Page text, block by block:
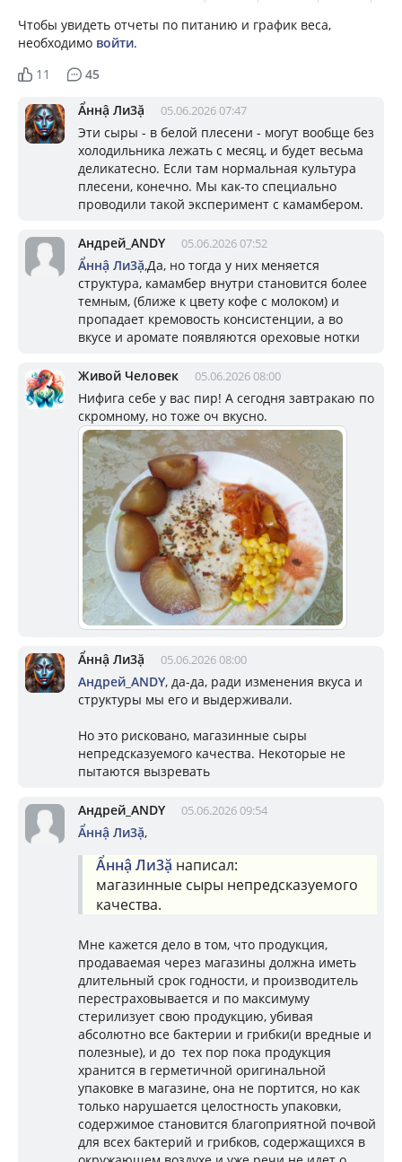
Чтобы увидеть отчеты по питанию и график веса,
необходимо войти.
11
45
Ẩннậ Ли3ặ 05.06.2026 07:47
Эти сыры - в белой плесени - могут вообще без
холодильника лежать с месяц, и будет весьма
деликатесно. Если там нормальная культура
плесени, конечно. Мы как-то специально
проводили такой эксперимент с камамбером.
Андрей_ANDY 05.06.2026 07:52
Ẩннậ Ли3ặ,Да, но тогда у них меняется
структура, камамбер внутри становится более
темным, (ближе к цвету кофе с молоком) и
пропадает кремовость консистенции, а во
вкусе и аромате появляются ореховые нотки
Живой Человек 05.06.2026 08:00
Нифига себе у вас пир! А сегодня завтракаю по
скромному, но тоже оч вкусно.
Ẩннậ Ли3ặ 05.06.2026 08:00
Андрей_ANDY, да-да, ради изменения вкуса и
структуры мы его и выдерживали.
Но это рисковано, магазинные сыры
непредсказуемого качества. Некоторые не
пытаются вызревать
Андрей_ANDY 05.06.2026 09:54
Ẩннậ Ли3ặ,
Ẩннậ Ли3ặ написал:
магазинные сыры непредсказуемого
качества.
Мне кажется дело в том, что продукция,
продаваемая через магазины должна иметь
длительный срок годности, и производитель
перестраховывается и по максимуму
стерилизует свою продукцию, убивая
абсолютно все бактерии и грибки(и вредные и
полезные), и до тех пор пока продукция
хранится в герметичной оригинальной
упаковке в магазине, она не портится, но как
только нарушается целостность упаковки,
содержимое становится благоприятной почвой
для всех бактерий и грибков, содержащихся в